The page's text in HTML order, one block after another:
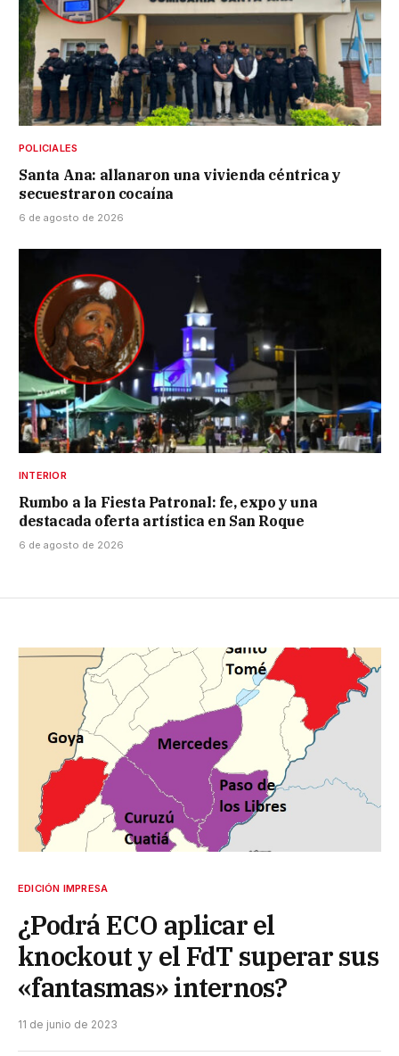
POLICIALES
Santa Ana: allanaron una vivienda céntrica y
secuestraron cocaína
6 de agosto de 2026
INTERIOR
Rumbo a la Fiesta Patronal: fe, expo y una
destacada oferta artística en San Roque
6 de agosto de 2026
EDICIÓN IMPRESA
¿Podrá ECO aplicar el
knockout y el FdT superar sus
«fantasmas» internos?
11 de junio de 2023